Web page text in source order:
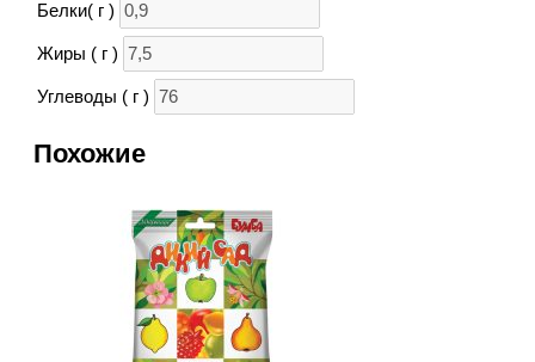
Белки( г )
Жиры ( г )
Углеводы ( г )
Похожие